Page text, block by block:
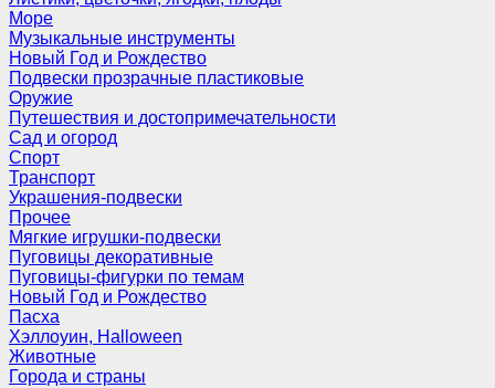
Море
Музыкальные инструменты
Новый Год и Рождество
Подвески прозрачные пластиковые
Оружие
Путешествия и достопримечательности
Сад и огород
Спорт
Транспорт
Украшения-подвески
Прочее
Мягкие игрушки-подвески
Пуговицы декоративные
Пуговицы-фигурки по темам
Новый Год и Рождество
Пасха
Хэллоуин, Halloween
Животные
Города и страны